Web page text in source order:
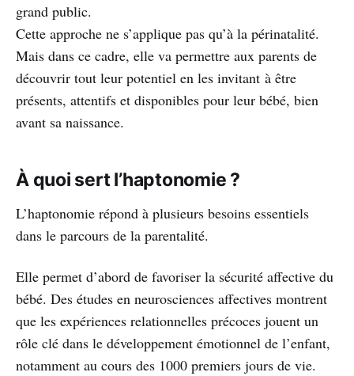
grand public.
Cette approche ne s’applique pas qu’à la périnatalité.
Mais dans ce cadre, elle va permettre aux parents de
découvrir tout leur potentiel en les invitant à être
présents, attentifs et disponibles pour leur bébé, bien
avant sa naissance.
À quoi sert l’haptonomie ?
L’haptonomie répond à plusieurs besoins essentiels
dans le parcours de la parentalité.
Elle permet d’abord de favoriser la sécurité affective du
bébé. Des études en neurosciences affectives montrent
que les expériences relationnelles précoces jouent un
rôle clé dans le développement émotionnel de l’enfant,
notamment au cours des 1000 premiers jours de vie.